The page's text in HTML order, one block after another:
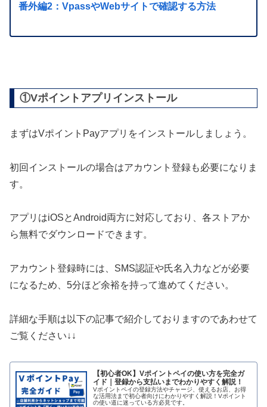
番外編2：VpassやWebサイトで確認する方法
①Vポイントアプリインストール
まずはVポイントPayアプリをインストールしましょう。
初回インストールの場合はアカウント登録も必要になりま
す。
アプリはiOSとAndroid両方に対応しており、各ストアか
ら無料でダウンロードできます。
アカウント登録時には、SMS認証や氏名入力などが必要
になるため、5分ほど余裕を持って進めてください。
詳細な手順は以下の記事で紹介しておりますのであわせて
ご覧ください↓↓
【初心者OK】Vポイントペイの使い方を完全ガ
イド｜登録から支払いまでわかりやすく解説！
Vポイントペイの登録方法やチャージ、使えるお店、お得
な活用法まで初心者向けにわかりやすく解説！Vポイント
の使い道に迷っている方必見です。